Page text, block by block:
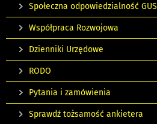
Społeczna odpowiedzialność GUS
Współpraca Rozwojowa
Dzienniki Urzędowe
RODO
Pytania i zamówienia
Sprawdź tożsamość ankietera